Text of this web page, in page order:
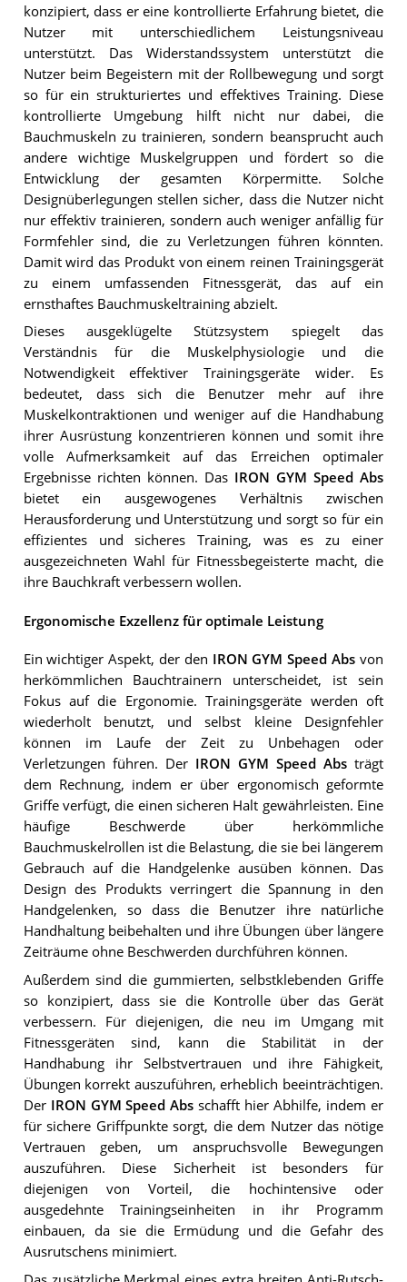
konzipiert, dass er eine kontrollierte Erfahrung bietet, die
Nutzer mit unterschiedlichem Leistungsniveau
unterstützt. Das Widerstandssystem unterstützt die
Nutzer beim Begeistern mit der Rollbewegung und sorgt
so für ein strukturiertes und effektives Training. Diese
kontrollierte Umgebung hilft nicht nur dabei, die
Bauchmuskeln zu trainieren, sondern beansprucht auch
andere wichtige Muskelgruppen und fördert so die
Entwicklung der gesamten Körpermitte. Solche
Designüberlegungen stellen sicher, dass die Nutzer nicht
nur effektiv trainieren, sondern auch weniger anfällig für
Formfehler sind, die zu Verletzungen führen könnten.
Damit wird das Produkt von einem reinen Trainingsgerät
zu einem umfassenden Fitnessgerät, das auf ein
ernsthaftes Bauchmuskeltraining abzielt.
Dieses ausgeklügelte Stützsystem spiegelt das
Verständnis für die Muskelphysiologie und die
Notwendigkeit effektiver Trainingsgeräte wider. Es
bedeutet, dass sich die Benutzer mehr auf ihre
Muskelkontraktionen und weniger auf die Handhabung
ihrer Ausrüstung konzentrieren können und somit ihre
volle Aufmerksamkeit auf das Erreichen optimaler
Ergebnisse richten können. Das IRON GYM Speed Abs
bietet ein ausgewogenes Verhältnis zwischen
Herausforderung und Unterstützung und sorgt so für ein
effizientes und sicheres Training, was es zu einer
ausgezeichneten Wahl für Fitnessbegeisterte macht, die
ihre Bauchkraft verbessern wollen.
Ergonomische Exzellenz für optimale Leistung
Ein wichtiger Aspekt, der den IRON GYM Speed Abs von
herkömmlichen Bauchtrainern unterscheidet, ist sein
Fokus auf die Ergonomie. Trainingsgeräte werden oft
wiederholt benutzt, und selbst kleine Designfehler
können im Laufe der Zeit zu Unbehagen oder
Verletzungen führen. Der IRON GYM Speed Absträgt
dem Rechnung, indem er über ergonomisch geformte
Griffe verfügt, die einen sicheren Halt gewährleisten. Eine
häufige Beschwerde über herkömmliche
Bauchmuskelrollen ist die Belastung, die sie bei längerem
Gebrauch auf die Handgelenke ausüben können. Das
Design des Produkts verringert die Spannung in den
Handgelenken, so dass die Benutzer ihre natürliche
Handhaltung beibehalten und ihre Übungen über längere
Zeiträume ohne Beschwerden durchführen können.
Außerdem sind die gummierten, selbstklebenden Griffe
so konzipiert, dass sie die Kontrolle über das Gerät
verbessern. Für diejenigen, die neu im Umgang mit
Fitnessgeräten sind, kann die Stabilität in der
Handhabung ihr Selbstvertrauen und ihre Fähigkeit,
Übungen korrekt auszuführen, erheblich beeinträchtigen.
Der IRON GYM Speed Abs schafft hier Abhilfe, indem er
für sichere Griffpunkte sorgt, die dem Nutzer das nötige
Vertrauen geben, um anspruchsvolle Bewegungen
auszuführen. Diese Sicherheit ist besonders für
diejenigen von Vorteil, die hochintensive oder
ausgedehnte Trainingseinheiten in ihr Programm
einbauen, da sie die Ermüdung und die Gefahr des
Ausrutschens minimiert.